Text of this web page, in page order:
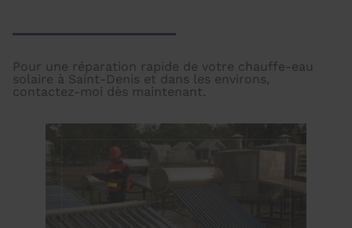
Pour une réparation rapide de votre chauffe-eau
solaire à Saint-Denis et dans les environs,
contactez-moi dès maintenant.